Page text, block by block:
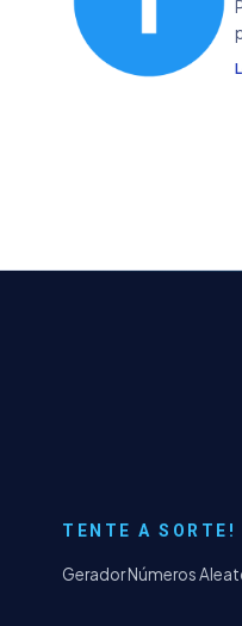
TENTE A SORTE!
Gerador Números